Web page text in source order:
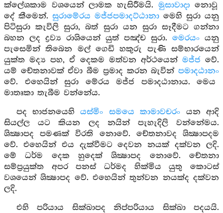
ක්ලේශකාම වශයෙන් ලාමක හැසිරීමයි. මුසාවාදා නොවූ
දේ කීමෙන්. සුරාමේරය මජ්ජපමාදට්ඨානා මෙහි සුරා යනු
පිටිසුරා කැවිලි සුරා, බත් සුරා යන සුරා සෑදීමට ගන්නා
බහන ලද ද්‍රව්‍ය රාශියෙන් යුත් පඤ්ච සුරා. මෙරයං යනු
පැසෙමින් තිබෙන මල් ගෙඩි හකුරු පැණි සම්භාරයෙන්
යුක්ත මද්‍ය පහ, ඒ දෙකම මත්වන අර්ථයෙන් මජ්ජ වේ.
යම් චේතනාවක් ඒවා බීම ප්‍රමාද කරන බැවින් පමාදඨානං
වේ. එහෙයින් සුරා මේරය මජ්ජ පමාදඨානාය. මෙය
මාතෘකා තැබීම වන්නේය.
පද භාජනයෙහියස්මිං සමයෙ කාමාවචරං යන ආදි
සියල්ල යට කියන ලද නයින් පැහැදිලි වන්නේමය.
ශික්‍ෂාපද පමණක් විරති නොවේ. චේතනාවද ශික්‍ෂාපදම
වේ. එහෙයින් එය දැක්වීමට දෙවන නයක් දක්වන ලදි.
මේ ධර්ම දෙක හුදෙක් ශික්‍ෂාපද නොවේ. චේතනා
සම්ප්‍රයුක්ත අපර පනස් ධර්මද හික්මිය යුතු කොටස්
වශයෙන් ශික්‍ෂාපද වේ. එහෙයින් තුන්වන නයක්ද දක්වන
ලදි.
එහි පරියාය සික්ඛාපද නිප්පරියාය සික්ඛා පදයයි.